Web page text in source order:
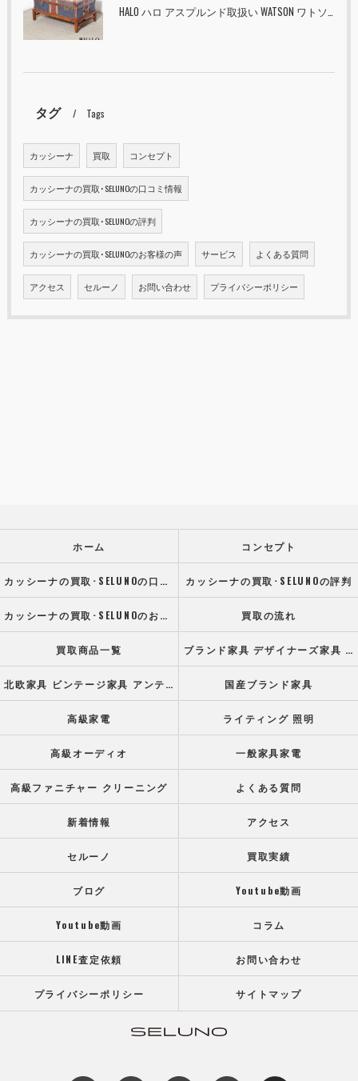
タグ Tags
カッシーナ 買取 コンセプト
カッシーナの買取･SELUNOの口コミ情報
カッシーナの買取･SELUNOの評判
カッシーナの買取･SELUNOのお客様の声 サービス よくある質問
アクセス セルーノ お問い合わせ プライバシーポリシー
ホーム コンセプト
カッシーナの買取･SELUNOの口コミ情報 カッシーナの買取･SELUNOの評判
カッシーナの買取･SELUNOのお客様の声 買取の流れ
買取商品一覧 ブランド家具 デザイナーズ家具 高級オフィス家具
北欧家具 ビンテージ家具 アンティーク家具 国産ブランド家具
高級家電 ライティング 照明
高級オーディオ 一般家具家電
高級ファニチャー クリーニング よくある質問
新着情報 アクセス
セルーノ 買取実績
ブログ Youtube動画
Youtube動画 コラム
LINE査定依頼 お問い合わせ
プライバシーポリシー サイトマップ